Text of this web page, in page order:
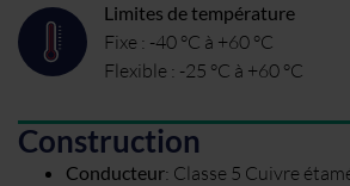
Limites de température
Fixe : -40 °C à +60 °C
Flexible : -25 °C à +60 °C
Construction
Conducteur: Classe 5 Cuivre